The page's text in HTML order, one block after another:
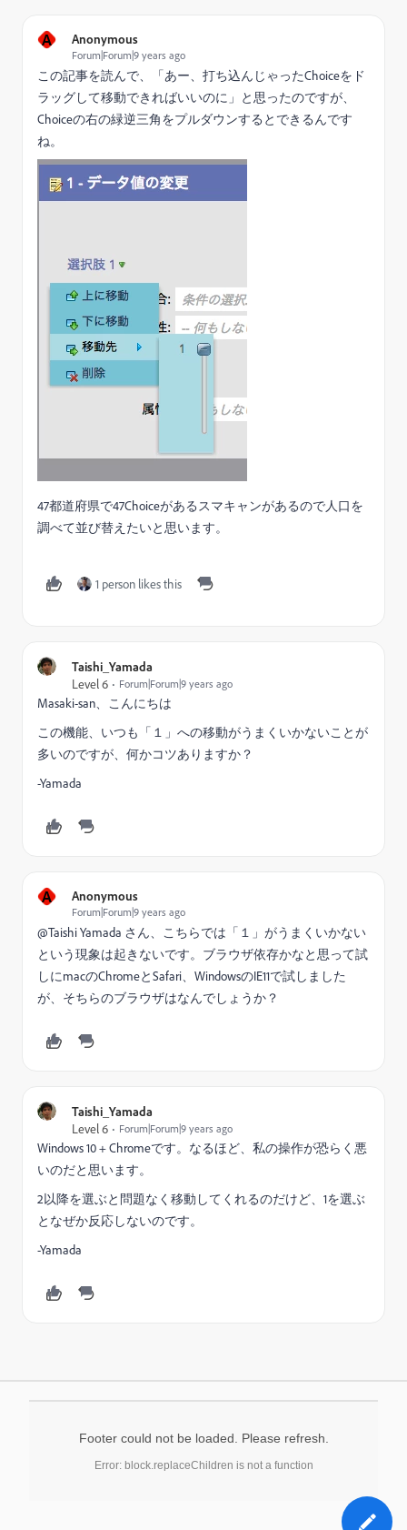
A Anonymous
Forum|Forum|9 years ago
この記事を読んで、「あー、打ち込んじゃったChoiceをド
ラッグして移動できればいいのに」と思ったのですが、
Choiceの右の緑逆三角をプルダウンするとできるんです
ね。
47都道府県で47Choiceがあるスマキャンがあるので人口を
調べて並び替えたいと思います。
1 person likes this
Taishi_Yamada
Level 6
Forum|Forum|9 years ago
Masaki-san、こんにちは
この機能、いつも「１」への移動がうまくいかないことが
多いのですが、何かコツありますか？
-Yamada
A Anonymous
Forum|Forum|9 years ago
@Taishi Yamada​ さん、こちらでは「１」がうまくいかない
という現象は起きないです。ブラウザ依存かなと思って試
しにmacのChromeとSafari、WindowsのIE11で試しました
が、そちらのブラウザはなんでしょうか？
Taishi_Yamada
Level 6
Forum|Forum|9 years ago
Windows 10 + Chromeです。なるほど、私の操作が恐らく悪
いのだと思います。
2以降を選ぶと問題なく移動してくれるのだけど、1を選ぶ
となぜか反応しないのです。
-Yamada
Footer could not be loaded. Please refresh.
Error: block.replaceChildren is not a function